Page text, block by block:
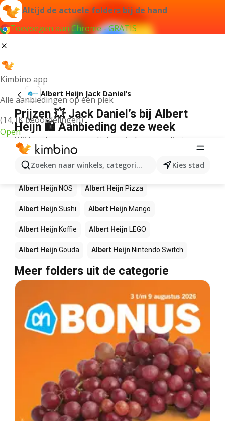
Altijd de actuele folders bij de hand
Toevoegen aan Chrome - GRATIS
Kimbino app
Alle aanbiedingen op één plek
(14,1K beoordelingen)
Open
Zoeken naar winkels, categorieën, producten...
Kies stad
Albert Heijn Jack Daniel’s
Prijzen 💥 Jack Daniel’s bij Albert
Heijn 🛍️ Aanbieding deze week
Wij konden geen resultaten vinden voor die term.
Andere producten in winkels Albert
Heijn
Albert Heijn NOS Albert Heijn Pizza
Albert Heijn Sushi Albert Heijn Mango
Albert Heijn Koffie Albert Heijn LEGO
Albert Heijn Gouda Albert Heijn Nintendo Switch
Meer folders uit de categorie